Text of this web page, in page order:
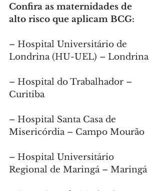
Confira as maternidades de
alto risco que aplicam BCG:
– Hospital Universitário de
Londrina (HU-UEL) – Londrina
– Hospital do Trabalhador –
Curitiba
– Hospital Santa Casa de
Misericórdia – Campo Mourão
– Hospital Universitário
Regional de Maringá – Maringá